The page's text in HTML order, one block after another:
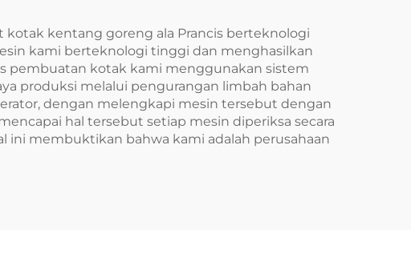
kotak kentang goreng ala Prancis berteknologi
kami berteknologi tinggi dan menghasilkan
pembuatan kotak kami menggunakan sistem
produksi melalui pengurangan limbah bahan
dengan melengkapi mesin tersebut dengan
hal tersebut setiap mesin diperiksa secara
ini membuktikan bahwa kami adalah perusahaan